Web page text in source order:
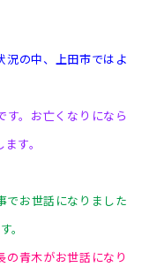
況の中、上田市ではよ
す。お亡くなりになら
す。
でお世話になりました
。
の青木がお世話になり